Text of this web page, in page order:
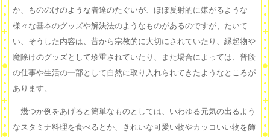
か、もののけのような者達のたぐいが、ほぼ反射的に嫌がるような
様々な基本のグッズや解決法のようなものがあるのですが、たいて
い、そうした内容は、昔から宗教的に大切にされていたり、縁起物や
魔除けのグッズとして珍重されていたり、また場合によっては、普段
の仕事や生活の一部として自然に取り入れられてきたようなところが
あります。
幾つか例をあげると簡単なものとしては、いわゆる元気の出るよう
なスタミナ料理を食べるとか、きれいな可愛い物やカッコいい物を飾